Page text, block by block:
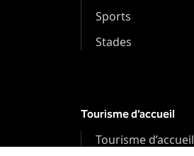
Sports
Stades
Tourisme d’accueil
Tourisme d’accueil